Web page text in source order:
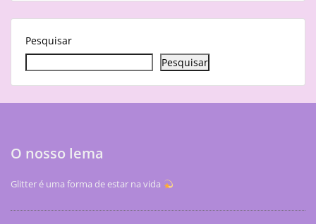
Pesquisar
Pesquisar
O nosso lema
Glitter é uma forma de estar na vida